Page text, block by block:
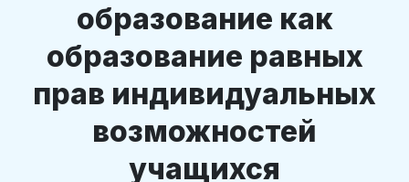
образование как
образование равных
прав индивидуальных
возможностей
учащихся